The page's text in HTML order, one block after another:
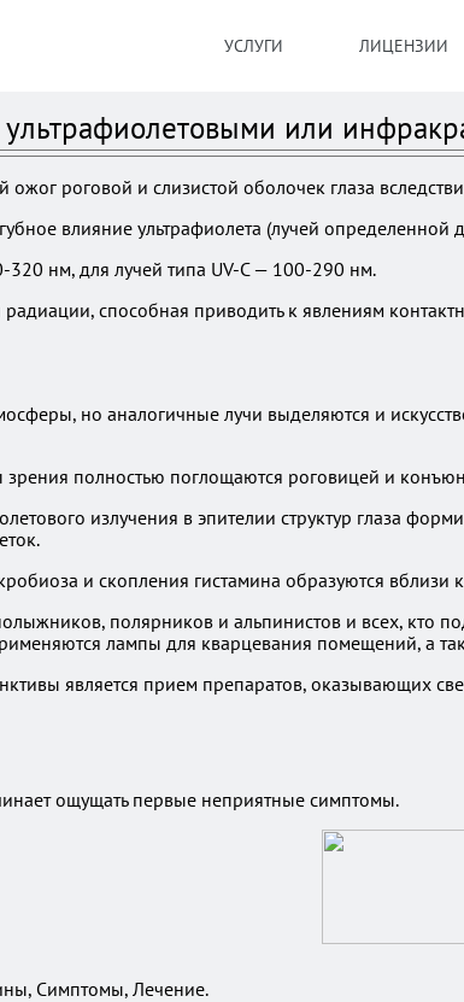
УСЛУГИ ЛИЦЕНЗИИ
или
роговой и слизистой оболочек глаза
влияние ультрафиолета (лучей определенной
320 нм, для лучей типа UV-C — 100-290 нм.
способная приводить к явлениям
но аналогичные лучи выделяются и
полностью поглощаются роговицей и
излучения в эпителии структур глаза
и скопления гистамина образуются
полярников и альпинистов и всех, кто
лампы для кварцевания помещений, а
является прием препаратов, оказывающих
ощущать первые неприятные симптомы.
Симптомы, Лечение.